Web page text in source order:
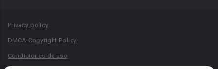
Privacy policy
DMCA Copyright Policy
Condiciones de uso